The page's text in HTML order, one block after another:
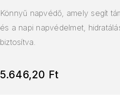
Könnyű napvédő, amely segít
és a napi napvédelmet,
biztosítva.
5.646,20 Ft